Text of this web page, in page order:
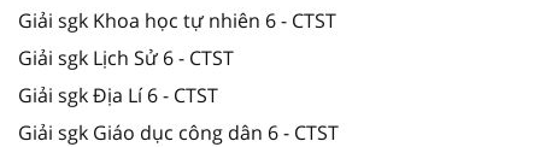
Giải sgk Khoa học tự nhiên 6 - CTST
Giải sgk Lịch Sử 6 - CTST
Giải sgk Địa Lí 6 - CTST
Giải sgk Giáo dục công dân 6 - CTST